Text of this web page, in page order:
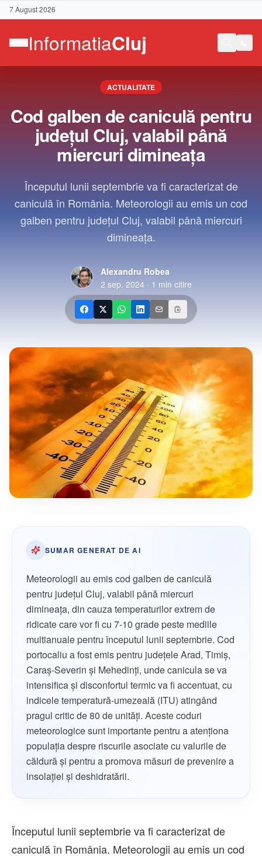
7 August 2026
ACTUALITATE
Cod galben de caniculă pentru
județul Cluj, valabil până
miercuri dimineața
Începutul lunii septembrie va fi caracterizat de
caniculă în România. Meteorologii au emis un cod
galben pentru județul Cluj, valabil până miercuri
dimineața.
Alexandru Robea
2 sep. 2024 · 1 min citire
SUMAR GENERAT DE AI
Meteorologii au emis cod galben de caniculă
pentru județul Cluj, valabil până miercuri
dimineața, din cauza temperaturilor extrem de
ridicate care vor fi cu 7-10 grade peste mediile
multianuale pentru începutul lunii septembrie. Cod
portocaliu a fost emis pentru județele Arad, Timiș,
Caraș-Severin și Mehedinți, unde canicula se va
intensifica și disconfortul termic va fi accentuat, cu
indicele temperatură-umezeală (ITU) atingând
pragul critic de 80 de unități. Aceste coduri
meteorologice sunt importante pentru a atenționa
populația despre riscurile asociate cu valurile de
căldură și pentru a promova măsuri de prevenire a
insolației și deshidratării.
Începutul lunii septembrie va fi caracterizat de
caniculă în România. Meteorologii au emis un cod